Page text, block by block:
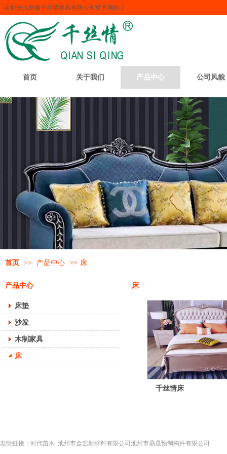
欢迎光临安徽千丝情家具有限公司官方网站！
首页 关于我们 产品中心 公司风貌
首页 >> 产品中心 >> 床
产品中心
床垫
沙发
木制家具
床
床
千丝情床
友情链接： 时代苗木 池州市金艺新材料有限公司 池州市鼎晟预制构件有限公司